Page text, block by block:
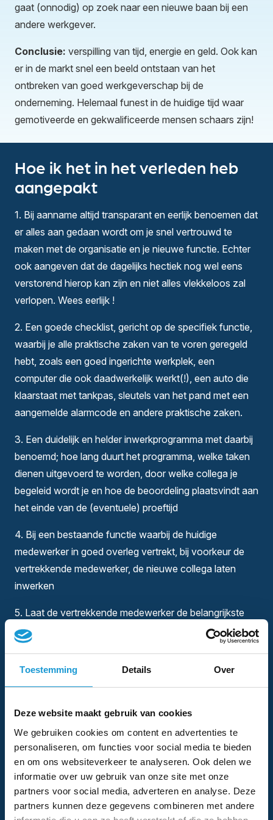
Toestemming Details Over
Deze website maakt gebruik van cookies
We gebruiken cookies om content en advertenties te
personaliseren, om functies voor social media te bieden
en om ons websiteverkeer te analyseren. Ook delen we
informatie over uw gebruik van onze site met onze
partners voor social media, adverteren en analyse. Deze
partners kunnen deze gegevens combineren met andere
gaat (onnodig) op zoek naar een nieuwe baan bij een
andere werkgever.
Conclusie: verspilling van tijd, energie en geld. Ook kan
er in de markt snel een beeld ontstaan van het
ontbreken van goed werkgeverschap bij de
onderneming. Helemaal funest in de huidige tijd waar
gemotiveerde en gekwalificeerde mensen schaars zijn!
Hoe ik het in het verleden heb
aangepakt
1. Bij aanname altijd transparant en eerlijk benoemen dat
er alles aan gedaan wordt om je snel vertrouwd te
maken met de organisatie en je nieuwe functie. Echter
ook aangeven dat de dagelijks hectiek nog wel eens
verstorend hierop kan zijn en niet alles vlekkeloos zal
verlopen. Wees eerlijk !
2. Een goede checklist, gericht op de specifiek functie,
waarbij je alle praktische zaken van te voren geregeld
hebt, zoals een goed ingerichte werkplek, een
computer die ook daadwerkelijk werkt(!), een auto die
klaarstaat met tankpas, sleutels van het pand met een
aangemelde alarmcode en andere praktische zaken.
3. Een duidelijk en helder inwerkprogramma met daarbij
benoemd; hoe lang duurt het programma, welke taken
dienen uitgevoerd te worden, door welke collega je
begeleid wordt je en hoe de beoordeling plaatsvindt aan
het einde van de (eventuele) proeftijd
4. Bij een bestaande functie waarbij de huidige
medewerker in goed overleg vertrekt, bij voorkeur de
vertrekkende medewerker, de nieuwe collega laten
inwerken
5. Laat de vertrekkende medewerker de belangrijkste
zaken op papier zetten;
-Beschrijving van de werkzaamheden en taken
6. Informeer vooraf de gehele organisatie zodat
iedereen weet wie de nieuwe collega is. Hij of zij voelt
zich dan veel eerder thuis in de nieuwe organisatie.
7. Zorgdragen dat er een compleet informatiepakket
over je bedrijf klaar ligt; bedrijfsinformatie,